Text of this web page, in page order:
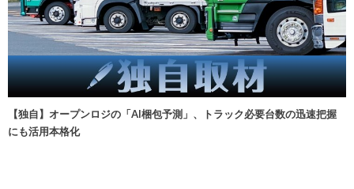
【独自】オープンロジの「AI梱包予測」、トラック必要台数の迅速把握
にも活用本格化